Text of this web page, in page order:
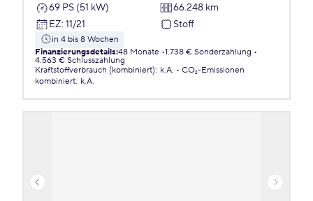
69 PS (51 kW)
66.248 km
EZ: 11/21 Stoff
in 4 bis 8 Wochen
Finanzierungsdetails:48 Monate 1.738 € Sonderzahlung
4.563 € Schlusszahlung
Kraftstoffverbrauch (kombiniert): k.A.
CO₂-Emissionen
kombiniert: k.A.